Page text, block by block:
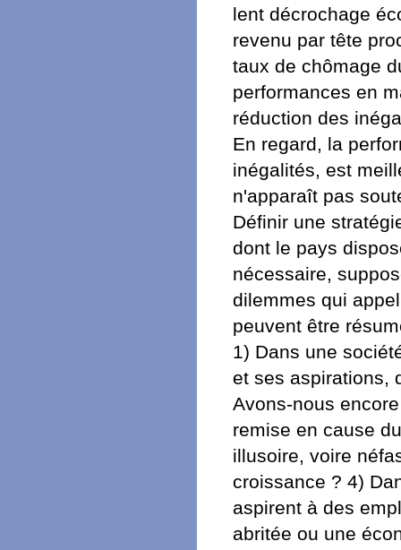
lent décrochage
revenu par tête
taux de chômage
performances en
réduction des
En regard, la
inégalités, est
n'apparaît pas
Définir une
dont le pays
nécessaire,
dilemmes qui
peuvent être
1) Dans une
et ses aspirations,
Avons-nous
remise en cause
illusoire, voire
croissance ? 4)
aspirent à des
abritée ou une